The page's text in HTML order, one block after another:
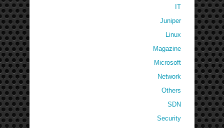
IT
Juniper
Linux
Magazine
Microsoft
Network
Others
SDN
Security